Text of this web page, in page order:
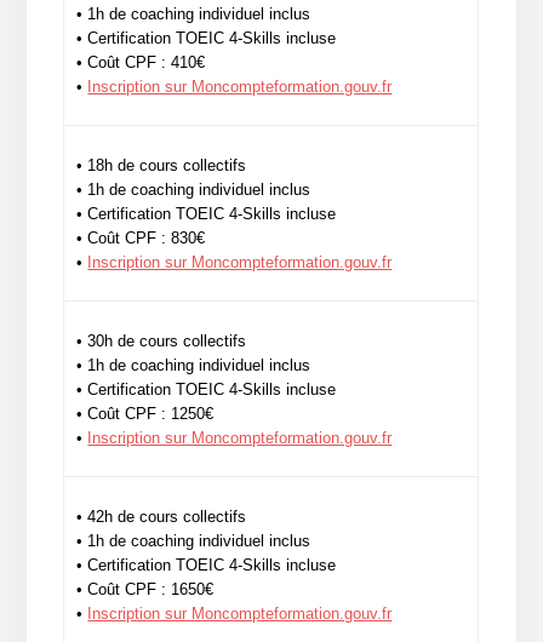
• 1h de coaching individuel inclus
• Certification TOEIC 4-Skills incluse
• Coût CPF : 410€
•
Inscription sur Moncompteformation.gouv.fr
• 18h de cours collectifs
• 1h de coaching individuel inclus
• Certification TOEIC 4-Skills incluse
• Coût CPF : 830€
•
Inscription sur Moncompteformation.gouv.fr
• 30h de cours collectifs
• 1h de coaching individuel inclus
• Certification TOEIC 4-Skills incluse
• Coût CPF : 1250€
•
Inscription sur Moncompteformation.gouv.fr
• 42h de cours collectifs
• 1h de coaching individuel inclus
• Certification TOEIC 4-Skills incluse
• Coût CPF : 1650€
•
Inscription sur Moncompteformation.gouv.fr